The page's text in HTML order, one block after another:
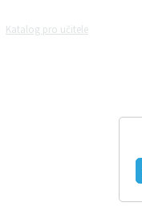
Katalog pro učitele